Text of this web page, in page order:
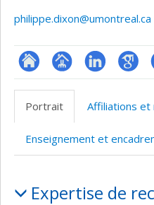
philippe.dixon@umontreal.ca
ResearchGate
Page
professionnelle
LinkedInGoogle
Portrait Affiliations et
Enseignement et
Expertise de